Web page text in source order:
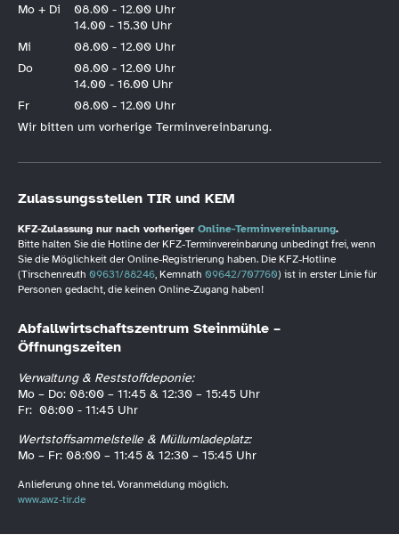
Mo + Di
08.00 - 12.00 Uhr
14.00 - 15.30 Uhr
Mi
08.00 - 12.00 Uhr
Do
08.00 - 12.00 Uhr
14.00 - 16.00 Uhr
Fr
08.00 - 12.00 Uhr
Wir bitten um vorherige Terminvereinbarung.
Zulassungsstellen TIR und KEM
KFZ-Zulassung nur nach vorheriger Online-Terminvereinbarung.
Bitte halten Sie die Hotline der KFZ-Terminvereinbarung unbedingt frei, wenn
Sie die Möglichkeit der Online-Registrierung haben. Die KFZ-Hotline
(Tirschenreuth 09631/88246, Kemnath 09642/707760) ist in erster Linie für
Personen gedacht, die keinen Online-Zugang haben!
Abfallwirtschaftszentrum Steinmühle –
Öffnungszeiten
Verwaltung & Reststoffdeponie:
Mo – Do: 08:00 – 11:45 & 12:30 – 15:45 Uhr
Fr: 08:00 - 11:45 Uhr
Wertstoffsammelstelle & Müllumladeplatz:
Mo – Fr: 08:00 – 11:45 & 12:30 – 15:45 Uhr
Anlieferung ohne tel. Voranmeldung möglich.
www.awz-tir.de